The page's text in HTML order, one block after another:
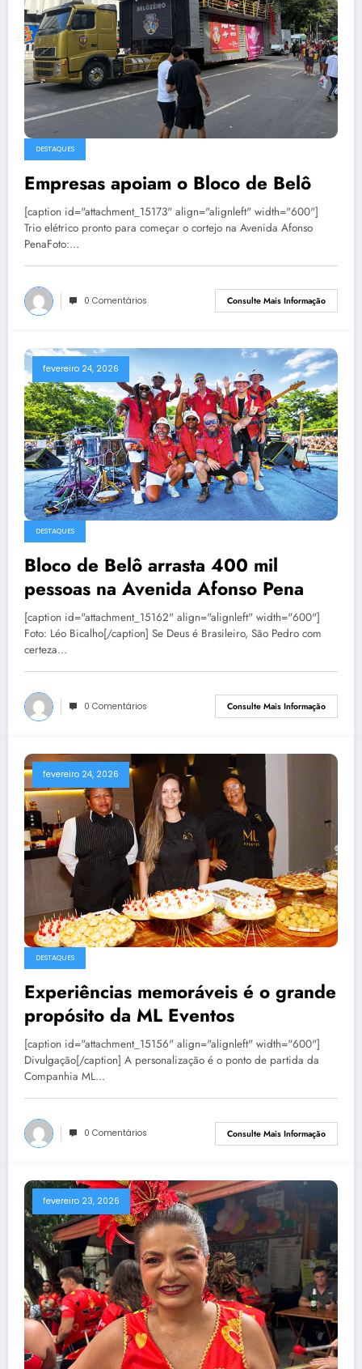
DESTAQUES
Empresas apoiam o Bloco de Belô
[caption id="attachment_15173" align="alignleft" width="600"]
Trio elétrico pronto para começar o cortejo na Avenida Afonso
PenaFoto:…
0 Comentários Consulte Mais Informação
fevereiro 24, 2026
DESTAQUES
Bloco de Belô arrasta 400 mil
pessoas na Avenida Afonso Pena
[caption id="attachment_15162" align="alignleft" width="600"]
Foto: Léo Bicalho[/caption] Se Deus é Brasileiro, São Pedro com
certeza…
0 Comentários Consulte Mais Informação
fevereiro 24, 2026
DESTAQUES
Experiências memoráveis é o grande
propósito da ML Eventos
[caption id="attachment_15156" align="alignleft" width="600"]
Divulgação[/caption] A personalização é o ponto de partida da
Companhia ML…
0 Comentários Consulte Mais Informação
fevereiro 23, 2026